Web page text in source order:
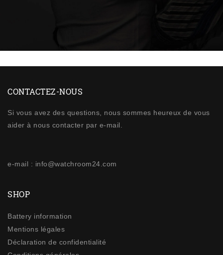
CONTACTEZ-NOUS
Si vous avez des questions, nous sommes heureux de vous
aider à nous contacter par e-mail.
e-mail : info@watchroom24.com
SHOP
Battery information
Mentions légales
Déclaration de confidentialité